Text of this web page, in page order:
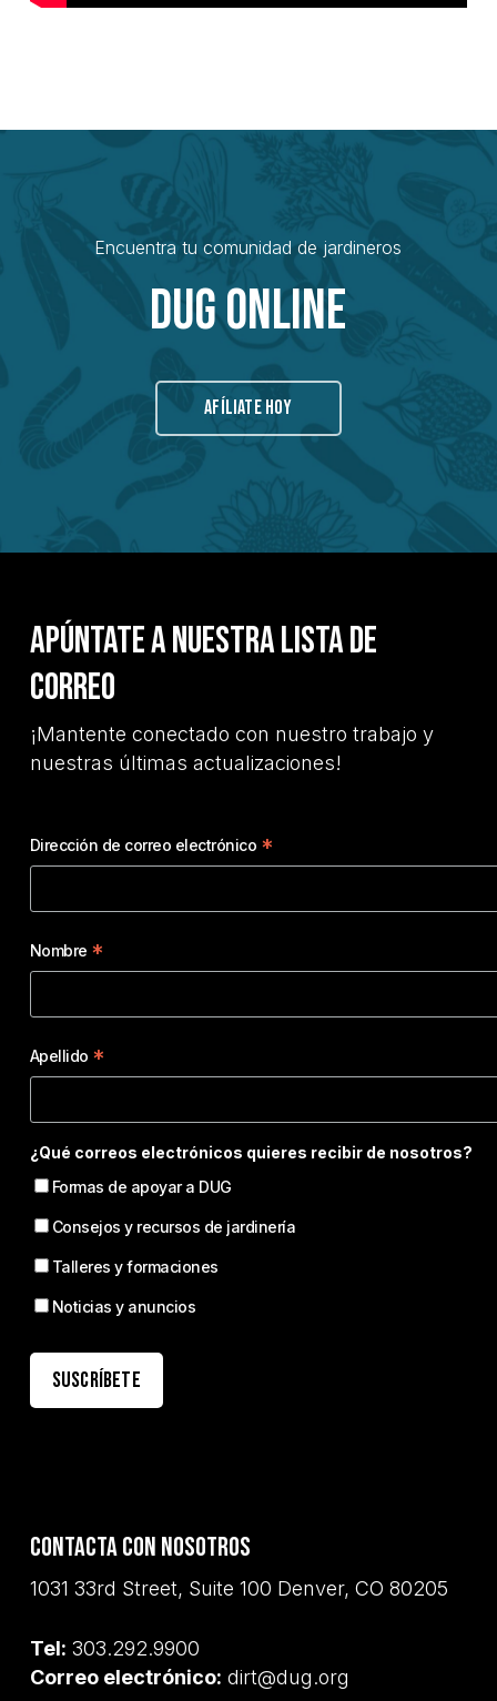
Encuentra tu comunidad de jardineros
Dug Online
AFÍLIATE HOY
Apúntate a nuestra lista de
correo
¡Mantente conectado con nuestro trabajo y
nuestras últimas actualizaciones!
Dirección de correo electrónico *
Nombre *
Apellido *
¿Qué correos electrónicos quieres recibir de nosotros?
Formas de apoyar a DUG
Consejos y recursos de jardinería
Talleres y formaciones
Noticias y anuncios
Contacta con nosotros
1031 33rd Street, Suite 100 Denver, CO 80205
Tel: 303.292.9900
Correo electrónico: dirt@dug.org